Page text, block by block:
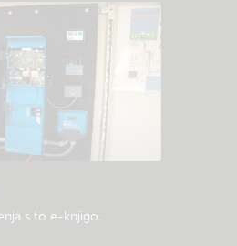
skupnosti
in dokumentacija
s to e-knjigo.